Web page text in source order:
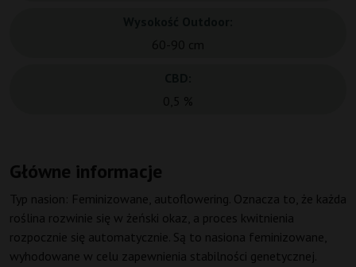
Główne informacje
Typ nasion: Feminizowane, autoflowering. Oznacza to, że każda
roślina rozwinie się w żeński okaz, a proces kwitnienia
rozpocznie się automatycznie. Są to nasiona feminizowane,
wyhodowane w celu zapewnienia stabilności genetycznej.